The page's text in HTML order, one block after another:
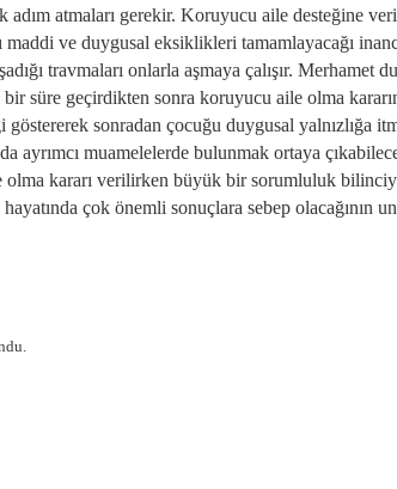
adım atmaları gerekir. Koruyucu aile desteğine
maddi ve duygusal eksiklikleri tamamlayacağı
travmaları onlarla aşmaya çalışır. Merhamet
süre geçirdikten sonra koruyucu aile olma
göstererek sonradan çocuğu duygusal yalnızlığa
ayrımcı muamelelerde bulunmak ortaya
kararı verilirken büyük bir sorumluluk
hayatında çok önemli sonuçlara sebep olacağının